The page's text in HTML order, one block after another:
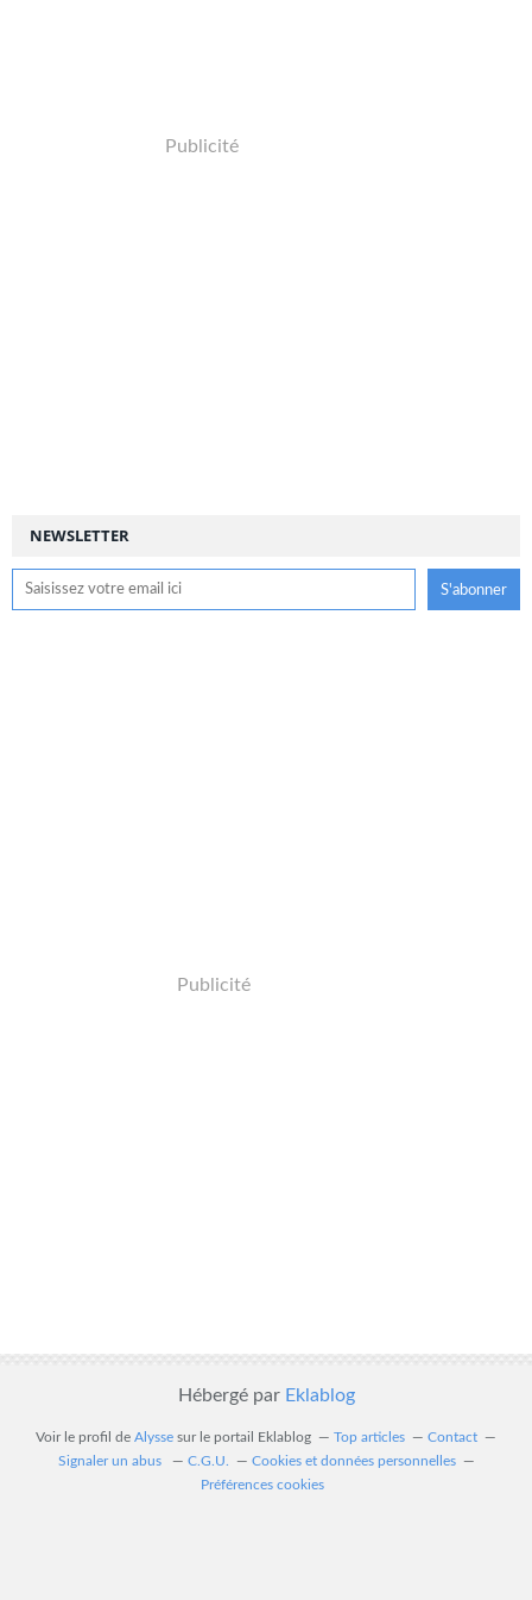
NEWSLETTER
Publicité
Publicité
Hébergé par Eklablog
Voir le profil de Alysse sur le portail Eklablog Top articles
Contact
Signaler un abus
C.G.U.
Cookies et données personnelles
Préférences cookies